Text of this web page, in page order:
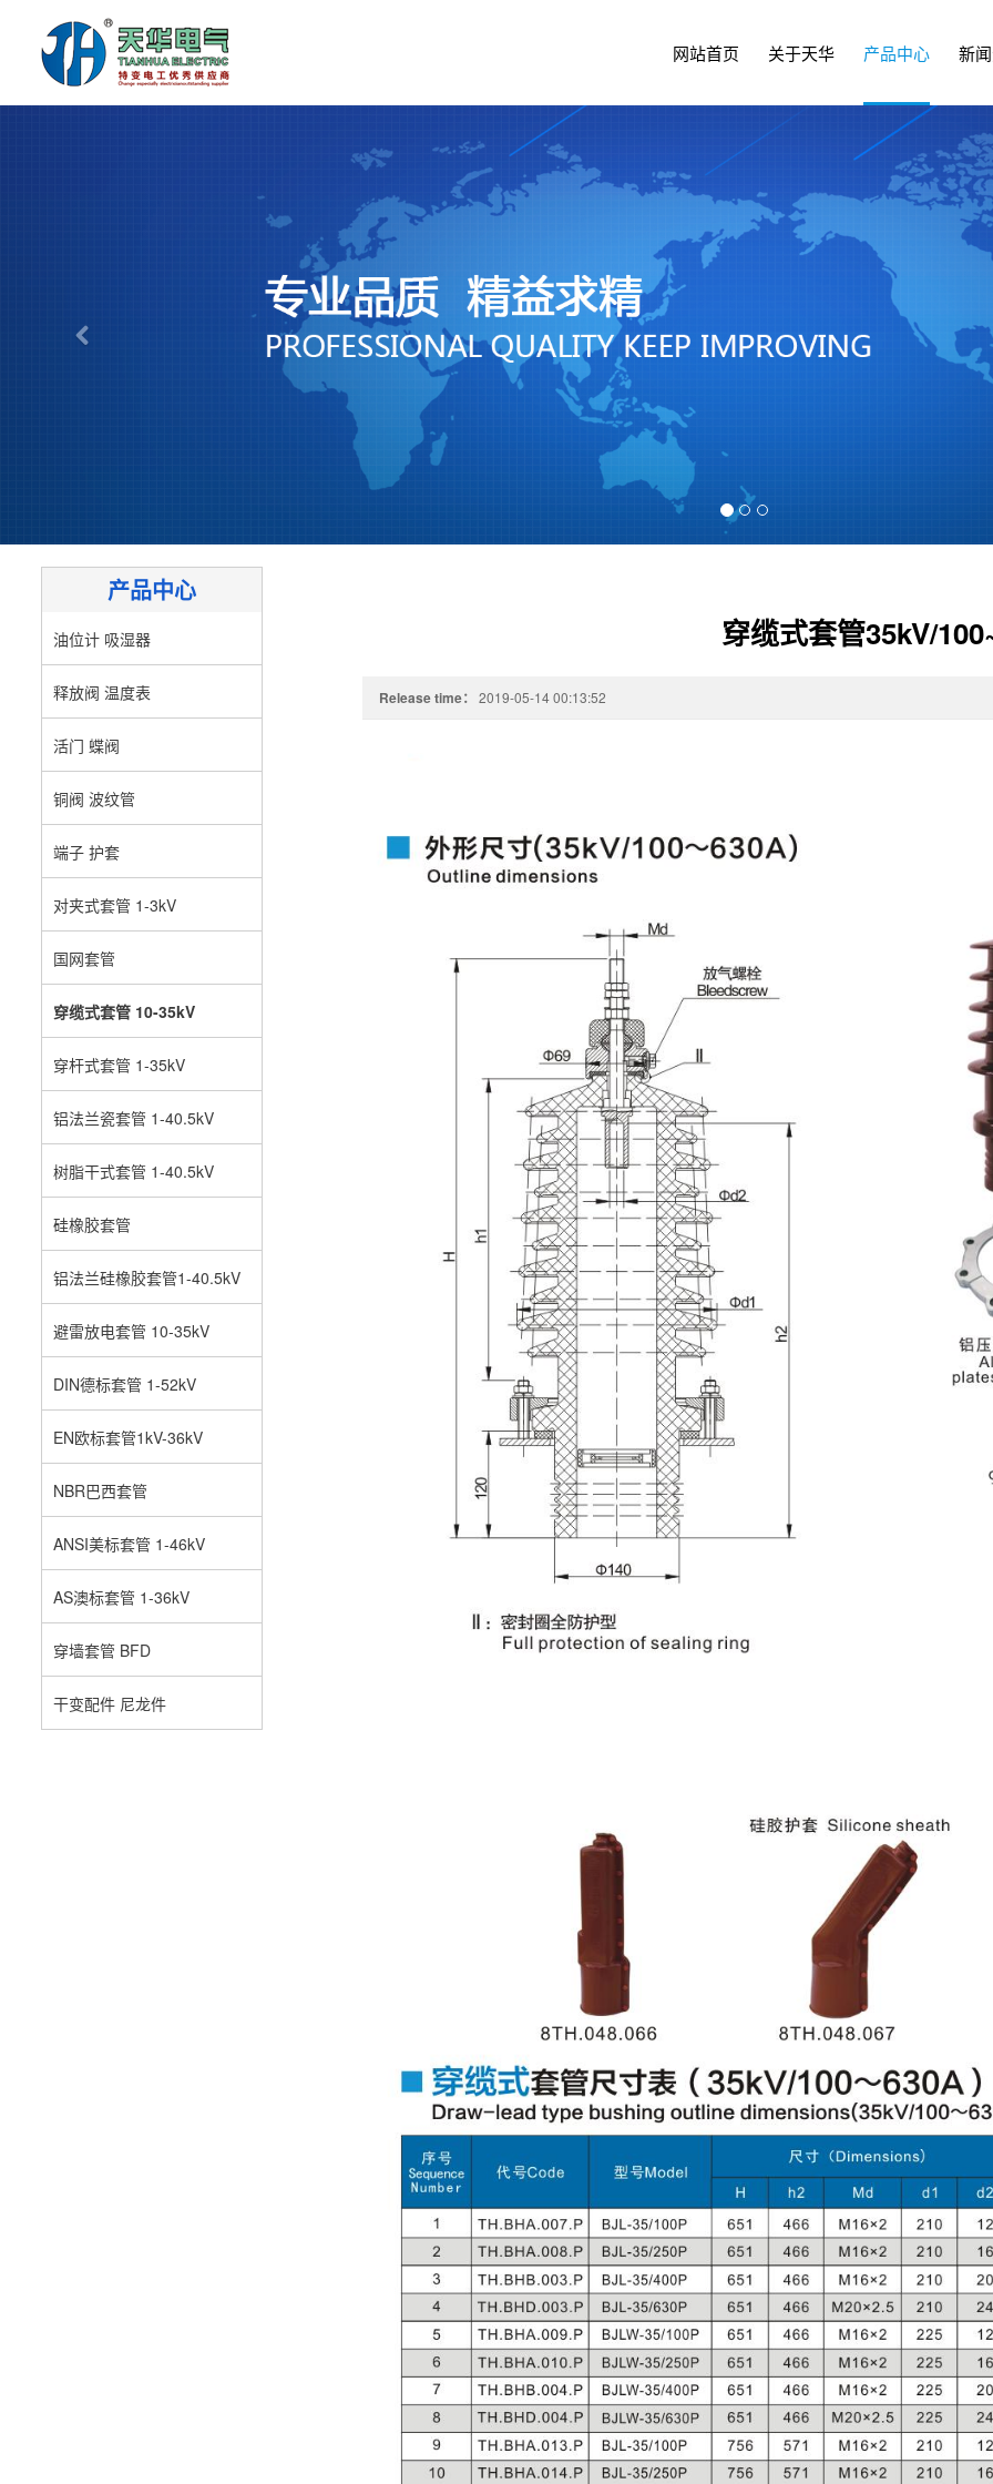
网站首页 关于天华 产品中心 新
产品中心
油位计 吸湿器
释放阀 温度表
活门 蝶阀
铜阀 波纹管
端子 护套
对夹式套管 1-3kV
国网套管
穿缆式套管 10-35kV
穿杆式套管 1-35kV
铝法兰瓷套管 1-40.5kV
树脂干式套管 1-40.5kV
硅橡胶套管
铝法兰硅橡胶套管1-40.5kV
避雷放电套管 10-35kV
DIN德标套管 1-52kV
EN欧标套管1kV-36kV
NBR巴西套管
ANSI美标套管 1-46kV
AS澳标套管 1-36kV
穿墙套管 BFD
干变配件 尼龙件
穿缆式套管35kV/
Release time： 2019-05-14 00:13:52